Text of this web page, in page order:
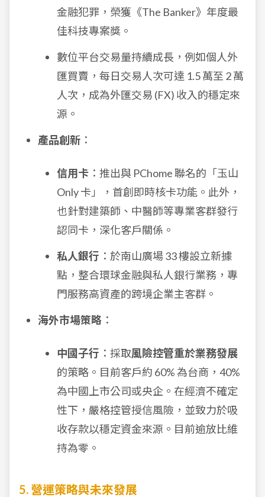
金融犯罪，榮獲《The Banker》年度最
佳科技專案獎。
數位平台交易量持續成長，例如個人外
匯買賣，每日交易人次可達 1.5 萬至 2 萬
人次，成為外匯交易 (FX) 收入的穩定來
源。
產品創新 ：
信用卡 ：推出與 PChome 聯名的「玉山
Only 卡」，首創即時核卡功能。此外，
也針對建築師、中醫師等專業客群發行
認同卡，深化客戶關係。
私人銀行 ：於南山廣場 33 樓設立新據
點，整合環球金融與私人銀行業務，專
門服務高資產的跨境企業主客群。
海外市場策略 ：
中國子行 ：採取風險控管重於業務發展
的策略。目前客戶約 60% 為台商，40%
為中國上市公司或央企。在經濟不確定
性下，嚴格控管授信風險，並致力於吸
收存款以穩定資金來源。目前逾放比維
持為零。
5. 營運策略與未來發展